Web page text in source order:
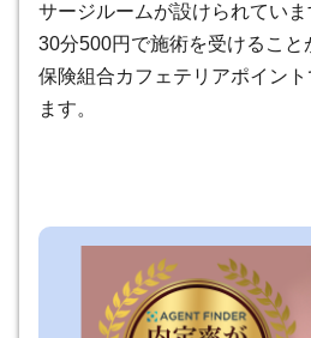
サージルームが設けられていま
30分500円で施術を受けるこ
保険組合カフェテリアポイン
ます。